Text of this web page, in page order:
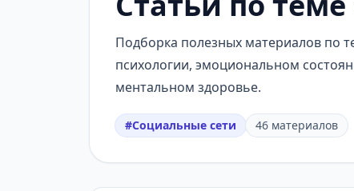
Подборка полезных материалов по
психологии, эмоциональном
ментальном здоровье.
#Социальные сети 46 материалов